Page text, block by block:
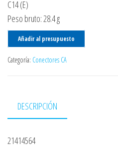
C14 (E)
Peso bruto: 28.4 g
Añadir al presupuesto
Categoría: Conectores CA
DESCRIPCIÓN
21414564